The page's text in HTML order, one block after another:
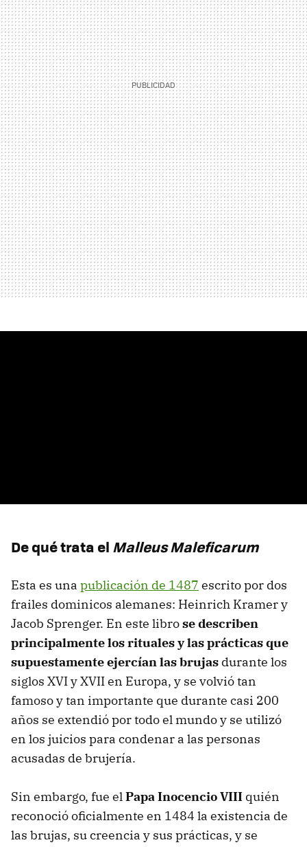
De qué trata elMalleus Maleficarum
Esta es una publicación de 1487 escrito por dos
frailes dominicos alemanes: Heinrich Kramer y
Jacob Sprenger. En este librose describen
principalmente los rituales y las prácticas que
supuestamente ejercían las brujas durante los
siglos XVI y XVII en Europa, y se volvió tan
famoso y tan importante que durante casi 200
años se extendió por todo el mundo y se utilizó
en los juicios para condenar a las personas
acusadas de brujería.
Sin embargo, fue elPapa Inocencio VIII quién
reconoció oficialmente en 1484 la existencia de
las brujas, su creencia y sus prácticas, y se